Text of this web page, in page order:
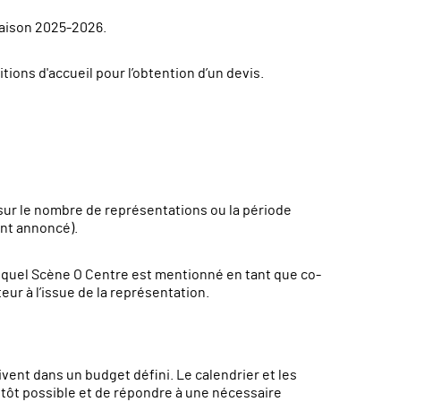
2025-2026.
d'accueil pour l’obtention d’un devis.
le nombre de représentations ou la période
annoncé).
Scène O Centre est mentionné en tant que co-
à l’issue de la représentation.
dans un budget défini. Le calendrier et les
possible et de répondre à une nécessaire